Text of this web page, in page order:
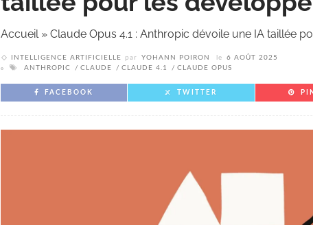
Accueil» Claude Opus 4.1 : Anthropic dévoile une IA taillée
INTELLIGENCE ARTIFICIELLE par YOHANN POIRON le
6 AOÛT 2025
ANTHROPIC
CLAUDE CLAUDE 4.1 CLAUDE OPUS
FACEBOOK TWITTER